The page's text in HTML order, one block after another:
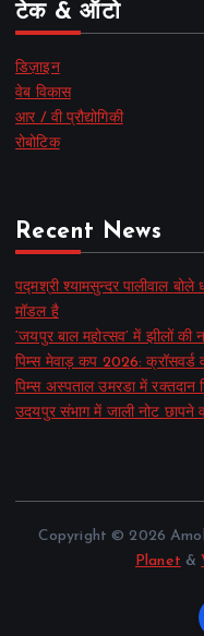
टेक & ऑटो
डिज़ाइन
वेब विकास
आर / वी प्रौद्योगिकी
रोबोटिक
Recent News
पद्मश्री श्यामसुन्दर पालीवाल बोले
मॉडल है
‘जयपुर बाल महोत्सव’ में झीलों की
पिम्स मेवाड़ कप 2026:
पिम्स अस्पताल उमरडा में रक्तदान
उदयपुर संभाग में जाली नोट छापने
Copyright © 2026
Planet &